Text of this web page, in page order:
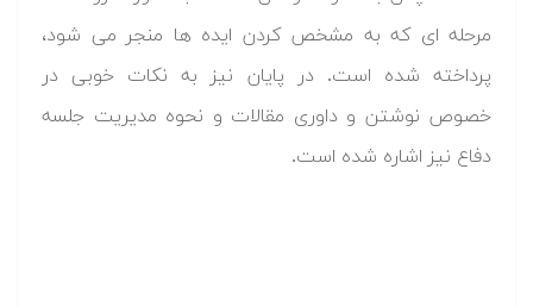
مرحله ای که به مشخص کردن ایده ها منجر می شود،
پرداخته شده است. در پایان نیز به نکات خوبی در
خصوص نوشتن و داوری مقالات و نحوه مدیریت جلسه
دفاع نیز اشاره شده است.